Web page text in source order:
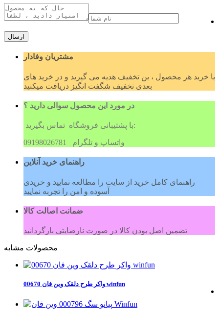
ارسال
مشتریان وفادار
با خرید هر محصول ، بن تخفیف هدیه می گیرید و در خرید های
بعدی تخفیف شگفت انگیز دریافت میکنید
در مورد این محصول سوالی دارید ؟
با پشتیبانی فروشگاه تماس بگیرید:
09198026781 واتساپ و تلگرام
راهنمای خرید آنلاین
راهنمای کامل خرید از سایت را مطالعه نمایید و خریدی
آسوده و امن را تجربه نمایید
ضمانت اصالت کالا
تضمین اصل بودن کالا در صورت نارضایتی بازگردانید
محصولات مشابه
واکر طرح دلقک وین فان 00670 winfun